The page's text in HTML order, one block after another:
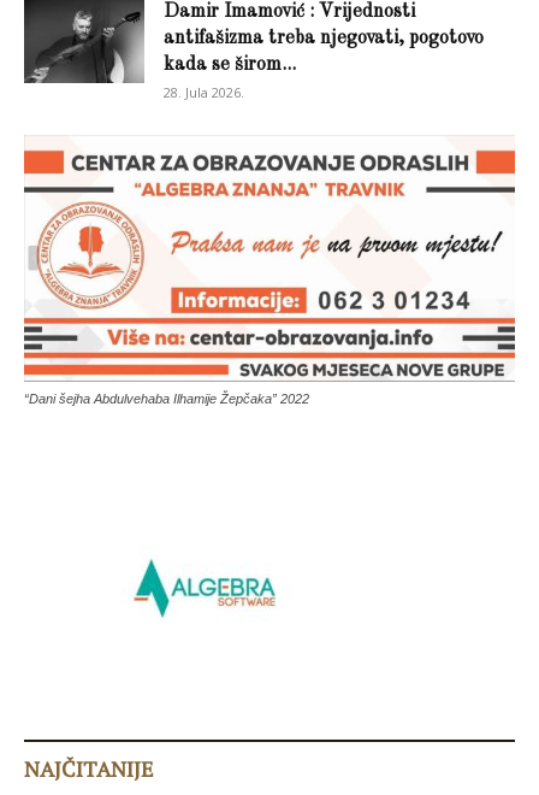
Damir Imamović : Vrijednosti
antifašizma treba njegovati, pogotovo
kada se širom...
28. Jula 2026.
“Dani šejha Abdulvehaba Ilhamije Žepčaka” 2022
NAJČITANIJE